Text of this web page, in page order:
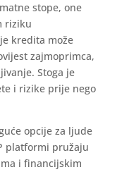
stope, one
riziku
kredita može
zajmoprimca,
Stoga je
i rizike prije nego
opcije za ljude
platformi pružaju
i financijskim